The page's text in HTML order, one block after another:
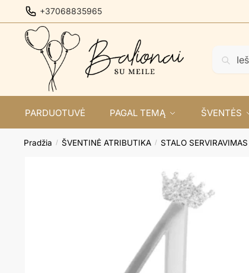
to
navigation
to
content
+37068835965
PARDUOTUVĖ PAGAL TEMĄ ŠVENTĖS
Pradžia / ŠVENTINĖ ATRIBUTIKA / STALO SERVIRAVIMAS